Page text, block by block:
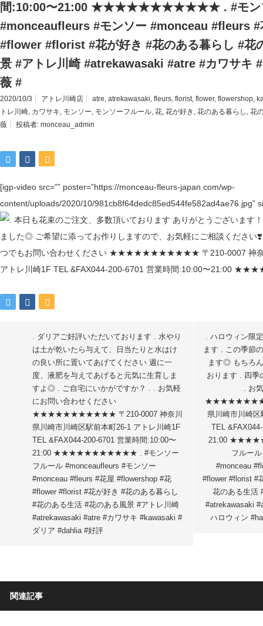
間:10:00〜21:00 ★★★★★★★★★★★ . #モン
#monceaufleurs #モンソー #monceau #fleurs
#flower #florist #花が好き #花のある暮らし #花
景 #アトレ川崎 #atrekawasaki #atre #カワサキ
薇 #
2020/10/3 アトレ川崎店 atre, atrekawasaki, fleurs, florist, flower, flowershop,
トレ川崎, カワサキ, モンソー, モンソーフルール, 花, 花が好き , 花のある暮らし , 花
薇
投稿者: monceau_admin
[igp-video src=”” poster=”https://monceau-fleurs-japan.com/wp-
content/uploads/2020/10/981cb8f64dedc85ed544fe582ad4ae76.jpg”
. ダリアご好評いただいております️ . 水やり
は土が乾いたら与えて、日当たりと水はけ
の良い所に置いてあげてください 週に一
度、液肥を与えてあげると元気に生育しま
すよ◎ . ご自宅にいかがですか？ . . お気軽
にお問い合わせください
★★★★★★★★★★★ 〒210-0007 神奈川
県川崎市川崎区駅前本町26-1 アトレ川崎1F
TEL &FAX044-200-6701 営業時間:10:00〜
21:00 ★★★★★★★★★★★ . #モンソー
フルール #monceaufleurs #モンソー
#monceau #fleurs #花屋 #flowershop #花
#flower #florist #花が好き #花のある暮らし
#花のある生活 #花のある風景 #アトレ川崎
#atrekawasaki #atre #カワサキ #kawasaki #
ダリア #dahlia #好評
. ハロウィン限
ます . この季節
ます◎ もちろ
おります . 四季
. お
県川崎市川崎
TEL
21:00
フルー
#monceau
#flower #florist #
花のある生活
#atrekawasaki
ハロウィン
関連記事